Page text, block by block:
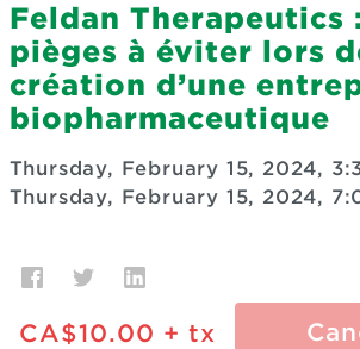
Feldan Therapeutics
pièges à éviter lors
création d’une
biopharmaceutique
Thursday, February 15, 2024,
Thursday, February 15, 2024,
CA$10.00 + tx